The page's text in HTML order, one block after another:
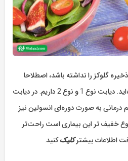
گلوکز را نداشته باشد، اصطلاحا
شما به بیماری دیابت مبتلا شده‌اید. دیابت نوع 1 و نوع 2 داریم. در دیابت
رژیم درمانی به صورت دوره‌ای انسولین نیز
اما دیابت نوع 2 که نوع خفیف تر این بیماری است راحت‌تر
اطلاعات بیشترکلیک کنید.